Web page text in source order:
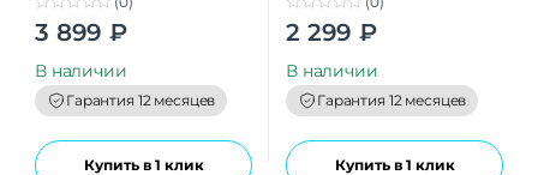
0
o
t
o
f
5
3 899 ₽
В наличии
Гарантия 12 месяцев
Купить в 1 клик
0
o
t
o
f
5
2 299 ₽
В наличии
Гарантия 12 месяцев
Купить в 1 клик